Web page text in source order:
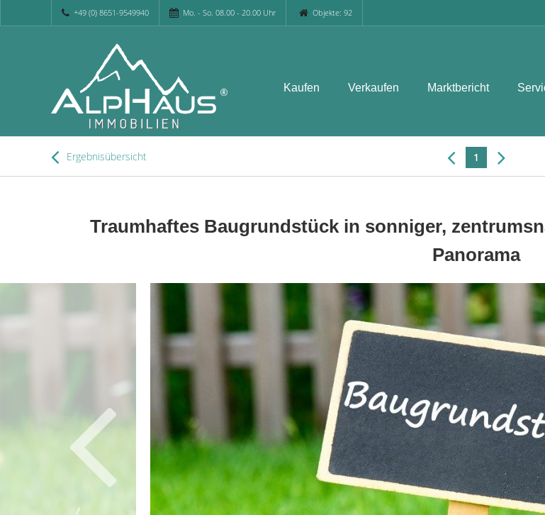
+49 (0) 8651-9549940 Mo. - So. 08.00 - 20.00 Uhr Objekte: 92
Kaufen Verkaufen Marktbericht
Ergebnisübersicht 1
Traumhaftes Baugrundstück in sonniger,
Panorama